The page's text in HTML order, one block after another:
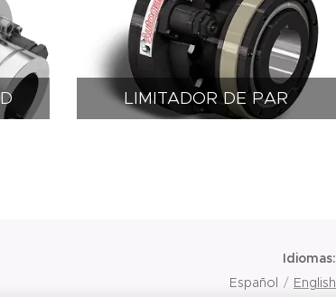
LIMITADOR DE PAR
Idiomas
Español
English